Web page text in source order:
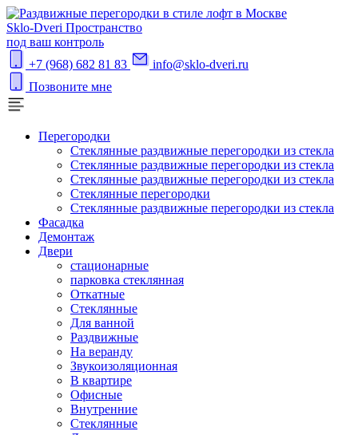
Sklo-Dveri Пространство
под ваш контроль
+7 (968) 682 81 83
info@sklo-dveri.ru
Позвоните мне
Перегородки
Стеклянные раздвижные перегородки из стекла
Стеклянные раздвижные перегородки из стекла
Стеклянные раздвижные перегородки из стекла
Стеклянные перегородки
Стеклянные раздвижные перегородки из стекла
Фасадка
Демонтаж
Двери
стационарные
парковка стеклянная
Откатные
Стеклянные
Для ванной
Раздвижные
На веранду
Звукоизоляционная
В квартире
Офисные
Внутренние
Стеклянные